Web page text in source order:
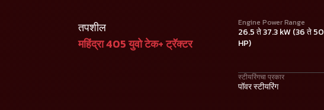
तपशील
महिंद्रा 405 युवो टेक+ ट्रॅक्टर
Engine Power Range
26.5 ते 37.3 kW (36 ते 50
HP)
स्टीयरिंगचा प्रकार
पॉवर स्टीयरिंग